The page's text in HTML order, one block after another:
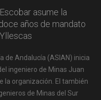
asume la
años de mandato
de Andalucía (ASIAN) inicia
ingeniero de Minas Juan
la organización. El también
de Minas del Sur